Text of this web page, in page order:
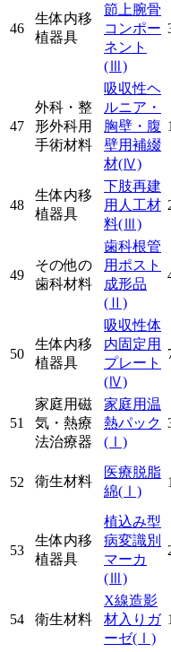
46
生体内移
植器具
節上腕骨
コンポー
ネント
(Ⅲ)
47
外科・整
形外科用
手術材料
吸収性ヘ
ルニア・
胸壁・腹
壁用補綴
材(Ⅳ)
48
生体内移
植器具
下肢再建
用人工材
料(Ⅲ)
49
その他の
歯科材料
歯科根管
用ポスト
成形品
(Ⅱ)
50
生体内移
植器具
吸収性体
内固定用
プレート
(Ⅳ)
51
家庭用磁
気・熱療
法治療器
家庭用温
熱パック
(Ⅰ)
52 衛生材料
医療脱脂
綿(Ⅰ)
53
生体内移
植器具
植込み型
病変識別
マーカ
(Ⅲ)
54 衛生材料
X線造影
材入りガ
ーゼ(Ⅰ)